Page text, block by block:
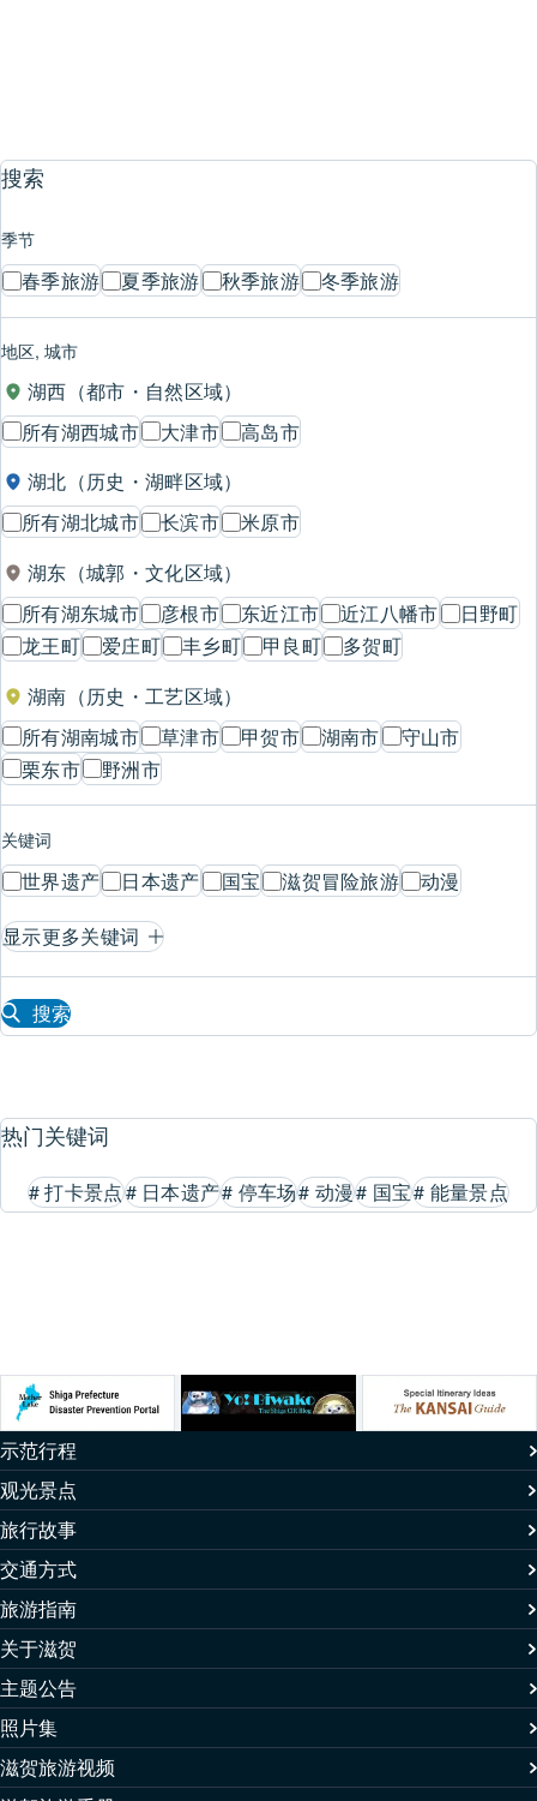
搜索
季节
春季旅游 夏季旅游 秋季旅游 冬季旅游
地区, 城市
湖西（都市・自然区域）
所有湖西城市
大津市
高岛市
湖北（历史・湖畔区域）
所有湖北城市
长滨市
米原市
湖东（城郭・文化区域）
所有湖东城市
彦根市 东近江市 近江八幡市
日野町
龙王町
爱庄町 丰乡町 甲良町
多贺町
湖南（历史・工艺区域）
所有湖南城市
草津市 甲贺市 湖南市
守山市
栗东市
野洲市
关键词
世界遗产 日本遗产 国宝 滋贺冒险旅游
动漫
显示更多关键词
搜索
热门关键词
打卡景点
# 日本遗产
# 停车场
# 动漫
# 国宝
# 能量景点
#
示范行程
观光景点
旅行故事
交通方式
旅游指南
关于滋贺
主题公告
照片集
滋贺旅游视频